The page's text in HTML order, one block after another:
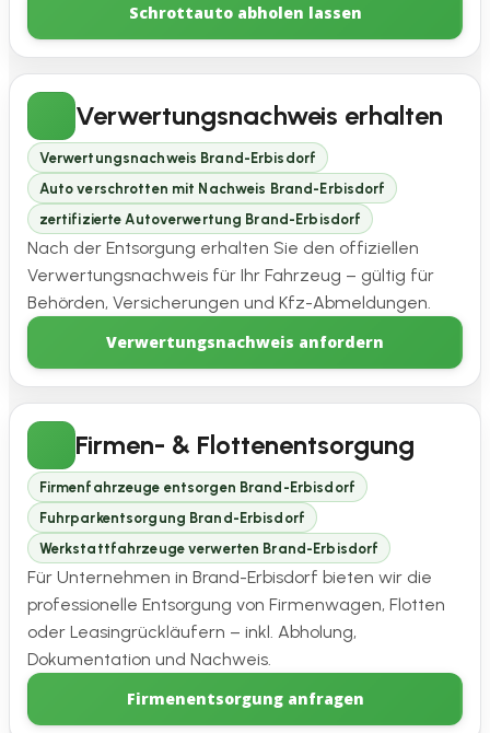
Schrottauto abholen lassen
Verwertungsnachweis erhalten
Verwertungsnachweis Brand-Erbisdorf
Auto verschrotten mit Nachweis Brand-Erbisdorf
zertifizierte Autoverwertung Brand-Erbisdorf
Nach der Entsorgung erhalten Sie den offiziellen
Verwertungsnachweis für Ihr Fahrzeug – gültig für
Behörden, Versicherungen und Kfz-Abmeldungen.
Verwertungsnachweis anfordern
Firmen- & Flottenentsorgung
Firmenfahrzeuge entsorgen Brand-Erbisdorf
Fuhrparkentsorgung Brand-Erbisdorf
Werkstattfahrzeuge verwerten Brand-Erbisdorf
Für Unternehmen in Brand-Erbisdorf bieten wir die
professionelle Entsorgung von Firmenwagen, Flotten
oder Leasingrückläufern – inkl. Abholung,
Dokumentation und Nachweis.
Firmenentsorgung anfragen